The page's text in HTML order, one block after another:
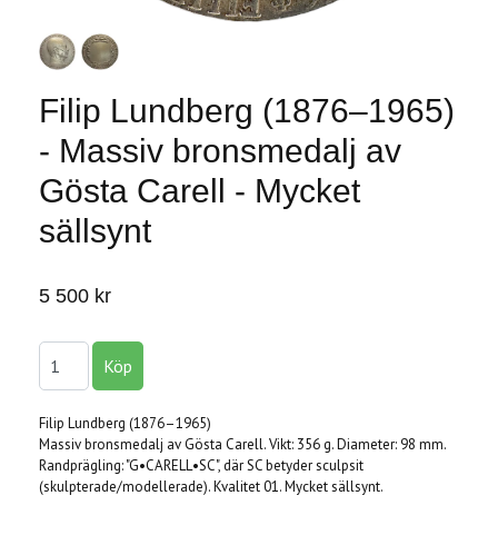
Filip Lundberg (1876–1965)
- Massiv bronsmedalj av
Gösta Carell - Mycket
sällsynt
5 500 kr
Filip Lundberg (1876–1965)
Massiv bronsmedalj av Gösta Carell. Vikt: 356 g. Diameter: 98 mm.
Randprägling: "G•CARELL•SC", där SC betyder sculpsit
(skulpterade/modellerade). Kvalitet 01. Mycket sällsynt.